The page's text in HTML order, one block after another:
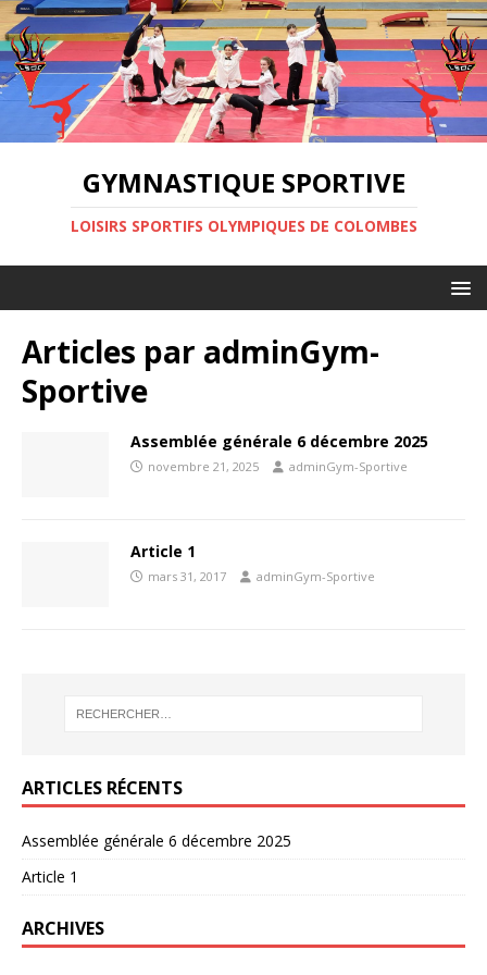
GYMNASTIQUE SPORTIVE
LOISIRS SPORTIFS OLYMPIQUES DE COLOMBES
Articles par adminGym-
Sportive
Assemblée générale 6 décembre 2025
novembre 21, 2025 adminGym-Sportive
Article 1
mars 31, 2017 adminGym-Sportive
ARTICLES RÉCENTS
Assemblée générale 6 décembre 2025
Article 1
ARCHIVES